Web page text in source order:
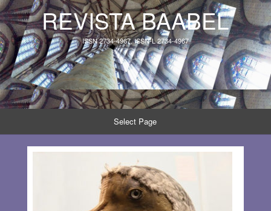
REVISTA BAABEL
ISSN 2734-4967, ISSN-L 2734-4967
Select Page